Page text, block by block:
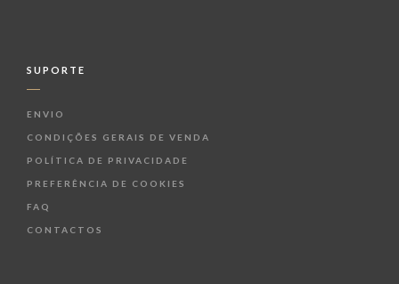
SUPORTE
ENVIO
CONDIÇÕES GERAIS DE VENDA
POLÍTICA DE PRIVACIDADE
PREFERÊNCIA DE COOKIES
FAQ
CONTACTOS